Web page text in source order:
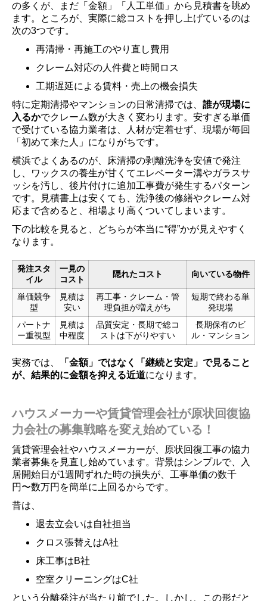
の多くが、まだ「金額」「人工単価」から見積書を眺め
ます。ところが、実際に総コストを押し上げているのは
次の3つです。
再清掃・再施工のやり直し費用
クレーム対応の人件費と時間ロス
工期遅延による賃料・売上の機会損失
特に定期清掃やマンションの日常清掃では、 誰が現場に
入るかでクレーム数が大きく変わります。安すぎる単価
で受けている協力業者は、人材が定着せず、現場が毎回
「初めて来た人」になりがちです。
横浜でよくあるのが、床清掃の剥離洗浄を安値で発注
し、ワックスの養生が甘くてエレベーター溝やガラスサ
ッシを汚し、後片付けに追加工事費が発生するパターン
です。見積書上は安くても、洗浄後の修繕やクレーム対
応まで含めると、相場より高くついてしまいます。
下の比較を見ると、どちらが本当に“得”かが見えやすく
なります。
発注スタ
イル
一見の
コスト
隠れたコスト 向いている物件
単価競争
型
見積は
安い
再工事・クレーム・管
理負担が増えがち
短期で終わる単
発現場
パートナ
ー重視型
見積は
中程度
品質安定・長期で総コ
ストは下がりやすい
長期保有のビ
ル・マンション
実務では、
「金額」ではなく「継続と安定」で見ること
が、結果的に金額を抑える近道になります。
ハウスメーカーや賃貸管理会社が原状回復協
力会社の募集戦略を変え始めている！
賃貸管理会社やハウスメーカーが、原状回復工事の協力
業者募集を見直し始めています。背景はシンプルで、入
居開始日が1週間ずれた時の損失が、工事単価の数千
円〜数万円を簡単に上回るからです。
昔は、
退去立会いは自社担当
クロス張替えはA社
床工事はB社
空室クリーニングはC社
という分離発注が当たり前でした。しかし、この形だと